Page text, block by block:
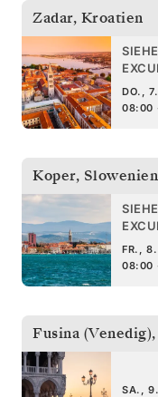
Zadar, Kroatien
DO.,
08:00
Koper, Slowenien
FR., 8.
08:00
Fusina (Venedig),
SA., 9.